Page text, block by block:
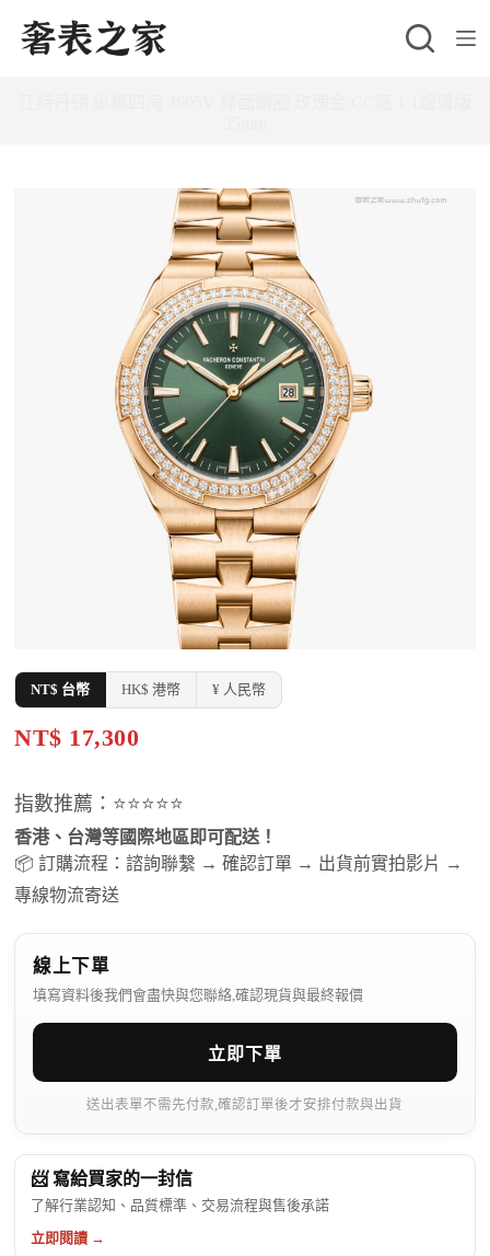
跳
至
NT$ 台幣 HK$ 港幣 ¥ 人民幣
NT$ 17,300
指數推薦：⭐⭐⭐⭐⭐
香港、台灣等國際地區即可配送！
📦 訂購流程：諮詢聯繫 → 確認訂單 → 出貨前實拍影片 →
專線物流寄送
線上下單
填寫資料後我們會盡快與您聯絡,確認現貨與最終報價
立即下單
送出表單不需先付款,確認訂單後才安排付款與出貨
📨 寫給買家的一封信
了解行業認知、品質標準、交易流程與售後承諾
立即閱讀 →